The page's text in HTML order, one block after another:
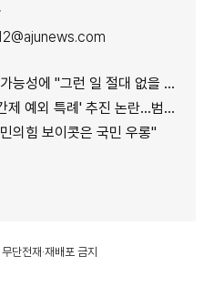
성에 "그런 일 절대 없을 것"
특례' 추진 논란…범여권서도 반발
의힘 보이콧은 국민 우롱"
단전재·재배포 금지